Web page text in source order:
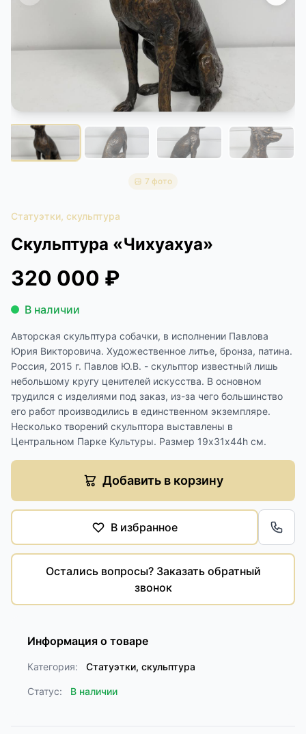
ДОСТАВКА И ОПЛАТА
7 фото
Статуэтки, скульптура
Скульптура «Чихуахуа»
320 000 ₽
В наличии
Авторская скульптура собачки, в исполнении Павлова
Юрия Викторовича. Художественное литье, бронза, патина.
Россия, 2015 г. Павлов Ю.В. - скульптор известный лишь
небольшому кругу ценителей искусства. В основном
трудился с изделиями под заказ, из-за чего большинство
его работ производились в единственном экземпляре.
Несколько творений скульптора выставлены в
Центральном Парке Культуры. Размер 19х31х44h см.
Добавить в корзину
В избранное
Остались вопросы? Заказать обратный
звонок
Информация о товаре
Категория: Статуэтки, скульптура
Статус: В наличии